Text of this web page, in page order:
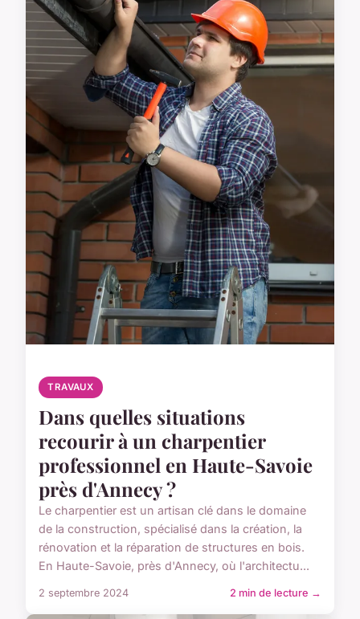
TRAVAUX
Dans quelles situations
recourir à un charpentier
professionnel en Haute-Savoie
près d'Annecy ?
Le charpentier est un artisan clé dans le domaine
de la construction, spécialisé dans la création, la
rénovation et la réparation de structures en bois.
En Haute-Savoie, près d'Annecy, où l'architectu...
2 septembre 2024 2 min de lecture →